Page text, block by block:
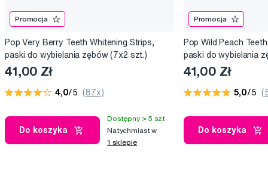
Promocja
Pop Very Berry Teeth Whitening Strips,
paski do wybielania zębów (7x2 szt.)
41,00 Zł
4,0/5 (87x)
Do koszyka
Dostępny > 5 szt
Natychmiast w
1 sklepie
Promocja
Pop Wild Peach
paski do wybielania
41,00 Zł
5,0/5
Do koszyka